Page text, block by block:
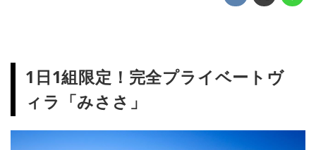
1日1組限定！完全プライベートヴ
ィラ「みささ」